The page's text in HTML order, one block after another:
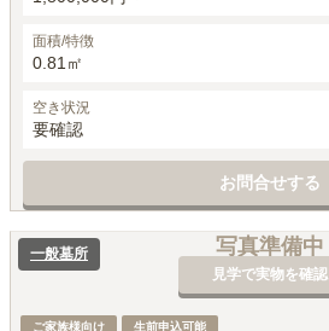
面積/特徴
0.81㎡
空き状況
要確認
お問合せする
写真準備中
見学で実物を確認
一般墓所
ご家族様向け 生前申込可能